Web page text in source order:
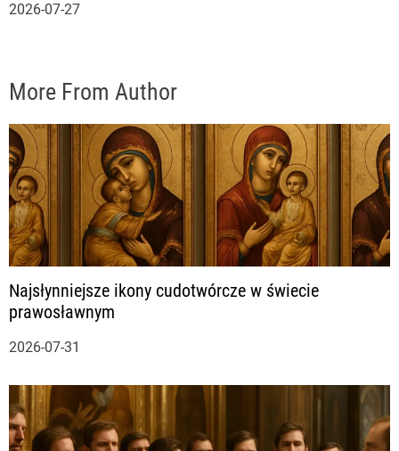
2026-07-27
More From Author
Najsłynniejsze ikony cudotwórcze w świecie
prawosławnym
2026-07-31